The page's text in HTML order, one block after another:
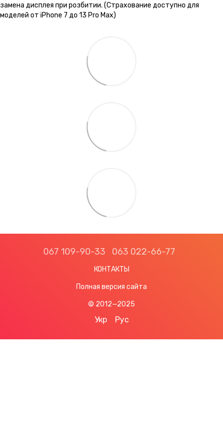
замена дисплея при розбитии. (Страхование доступно для
моделей от iPhone 7 до 13 Pro Max)
067 109-90-33 063 022-66-77
КОНТАКТЫ
Полная версия сайта
© 2012—2025
Укр Рус